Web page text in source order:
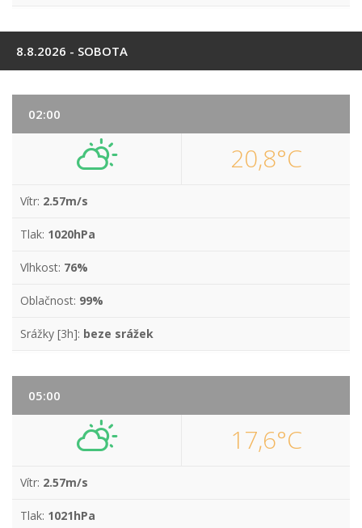
8.8.2026 - SOBOTA
02:00
20,8°C
Vítr: 2.57m/s
Tlak: 1020hPa
Vlhkost: 76%
Oblačnost: 99%
Srážky [3h]: beze srážek
05:00
17,6°C
Vítr: 2.57m/s
Tlak: 1021hPa